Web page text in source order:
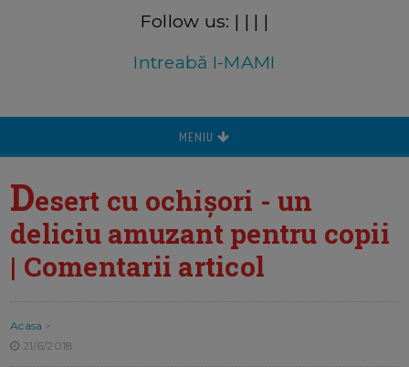
Follow us: | | | |
Intreabă I-MAMI
MENIU
Desert cu ochișori - un
deliciu amuzant pentru copii
| Comentarii articol
Acasa >
21/6/2018